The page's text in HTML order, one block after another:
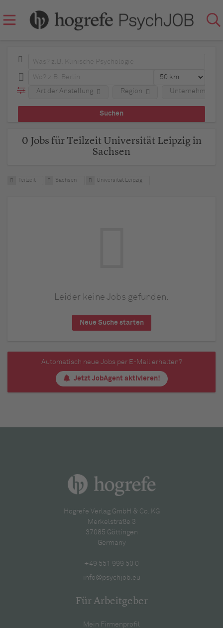
Art der Anstellung Region Unternehmen
0 Jobs für Teilzeit Universität Leipzig in
Sachsen
Teilzeit Sachsen Universität Leipzig
Leider keine Jobs gefunden.
Neue Suche starten
Automatisch neue Jobs per E-Mail erhalten?
Jetzt JobAgent aktivieren!
Hogrefe Verlag GmbH & Co. KG
Merkelstraße 3
37085 Göttingen
Germany
+49 551 999 50 0
info@psychjob.eu
Für Arbeitgeber
Mein Firmenprofil